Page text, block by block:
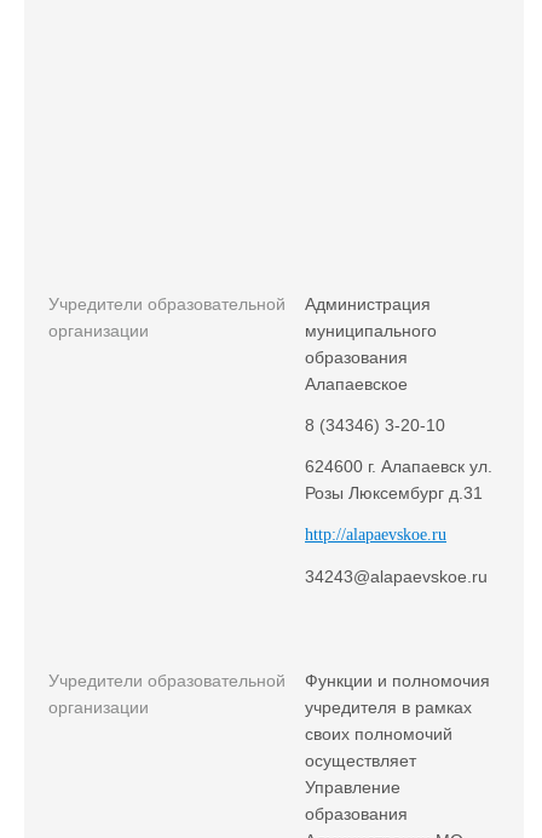
Учредители образовательной
организации
Администрация
муниципального
образования
Алапаевское
8 (34346) 3-20-10
624600 г. Алапаевск ул.
Розы Люксембург д.31
http://alapaevskoe.ru
34243@alapaevskoe.ru
Учредители образовательной
организации
Функции и полномочия
учредителя в рамках
своих полномочий
осуществляет
Управление
образования